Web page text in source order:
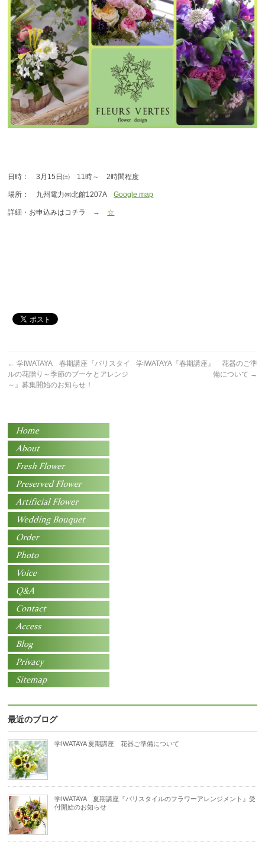
日時： 3月15日㈯ 11時～ 2時間程度
場所： 九州電力㈱北館1207AGoogle map
詳細・お申込みはコチラ → ☆
← 学IWATAYA 春期講座『パリスタイ
ルの花贈り～季節のブーケとアレンジ
～』募集開始のお知らせ！
学IWATAYA『春期講座』 花器のご準
備について →
最近のブログ
学IWATAYA 夏期講座 花器ご準備について
学IWATAYA 夏期講座『パリスタイルのフラワーアレンジメント』受
付開始のお知らせ